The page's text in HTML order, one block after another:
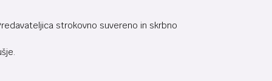
strokovno suvereno in skrbno